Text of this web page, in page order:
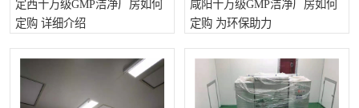
定西十万级GMP洁净厂房如何
定购 详细介绍
咸阳十万级GMP洁净厂房如何
定购 为环保助力